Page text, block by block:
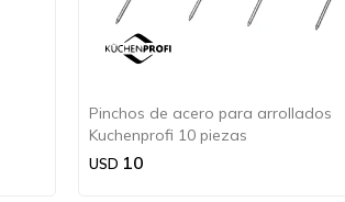
Pinchos de acero para arrollados
Kuchenprofi 10 piezas
USD 10